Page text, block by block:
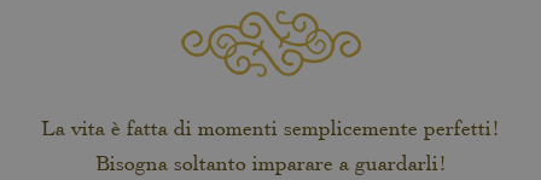
La vita è fatta di momenti semplicemente perfetti!
Bisogna soltanto imparare a guardarli!